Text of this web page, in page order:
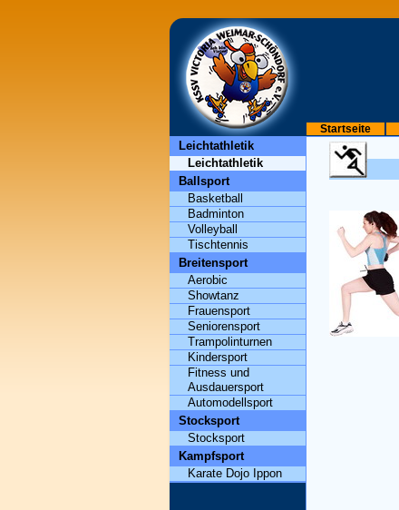
Startseite
Leichtathletik
Leichtathletik
Ballsport
Basketball
Badminton
Volleyball
Tischtennis
Breitensport
Aerobic
Showtanz
Frauensport
Seniorensport
Trampolinturnen
Kindersport
Fitness und
Ausdauersport
Automodellsport
Stocksport
Stocksport
Kampfsport
Karate Dojo Ippon